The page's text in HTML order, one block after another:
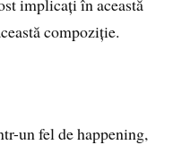
implicați în această
compoziție.
un fel de happening,